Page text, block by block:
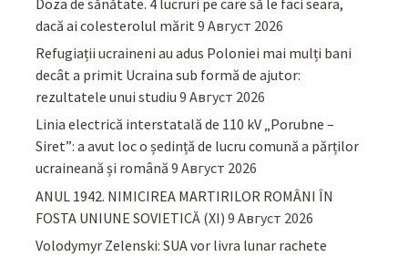
dacă ai colesterolul mărit 9 Август 2026
Refugiații ucraineni au adus Poloniei mai mulți bani
decât a primit Ucraina sub formă de ajutor:
rezultatele unui studiu 9 Август 2026
Linia electrică interstatală de 110 kV „Porubne –
Siret”: a avut loc o ședință de lucru comună a părților
ucraineană și română 9 Август 2026
ANUL 1942. NIMICIREA MARTIRILOR ROMÂNI ÎN
FOSTA UNIUNE SOVIETICĂ (XI) 9 Август 2026
Volodymyr Zelenski: SUA vor livra lunar rachete